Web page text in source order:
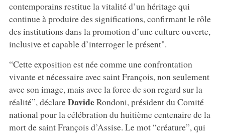
contemporains restitue la vitalité d’un héritage qui
continue à produire des significations, confirmant le rôle
des institutions dans la promotion d’une culture ouverte,
inclusive et capable d’interroger le présent".
“Cette exposition est née comme une confrontation
vivante et nécessaire avec saint François, non seulement
avec son image, mais avec la force de son regard sur la
réalité”, déclareDavideRondoni, président du Comité
national pour la célébration du huitième centenaire de la
mort de saint François d’Assise. Le mot “créature”, qui